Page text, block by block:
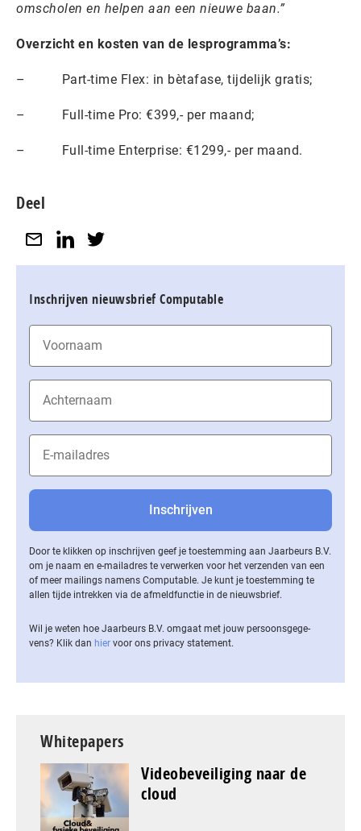
omscholen en helpen aan een nieuwe baan.”
Overzicht en kosten van de lesprogramma’s:
– Part-time Flex: in bètafase, tijdelijk gratis;
– Full-time Pro: €399,- per maand;
– Full-time Enterprise: €1299,- per maand.
Deel
Inschrijven nieuwsbrief Computable
Door te klikken op inschrijven geef je toestemming aan Jaarbeurs B.V.
om je naam en e-mailadres te verwerken voor het verzenden van een
of meer mailings namens Computable. Je kunt je toestemming te
allen tijde intrekken via de af­meld­func­tie in de nieuwsbrief.
Wil je weten hoe Jaarbeurs B.V. omgaat met jouw per­soons­ge­ge­
vens? Klik dan hier voor ons privacy statement.
Whitepapers
Videobeveiliging naar de
cloud